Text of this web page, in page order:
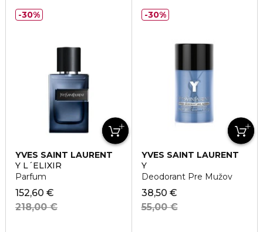
YVES SAINT LAURENT
Y L´ELIXIR
Parfum
152,60 €
218,00 €
30%
YVES SAINT LAURENT
Y
Deodorant Pre Mužov
38,50 €
55,00 €
30%